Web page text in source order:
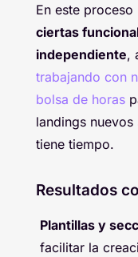
En este proceso
ciertas
independiente,
trabajando con
bolsa de horas
landings
tiene tiempo.
Resultados
Plantillas y
facilitar la